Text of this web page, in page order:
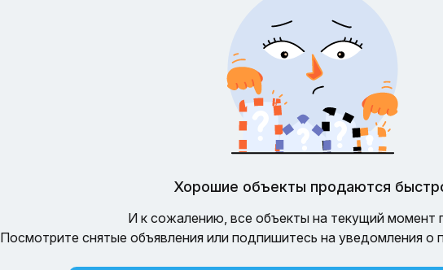
Хорошие объекты продаются
И к сожалению, все объекты на текущий момент
Посмотрите снятые объявления или подпишитесь на уведомления о